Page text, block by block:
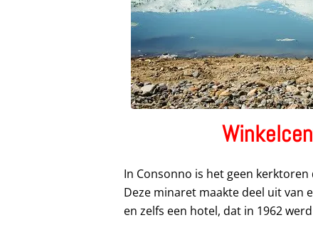
In Consonno is het geen
Deze minaret maakte deel uit
en zelfs een hotel, dat in 1962